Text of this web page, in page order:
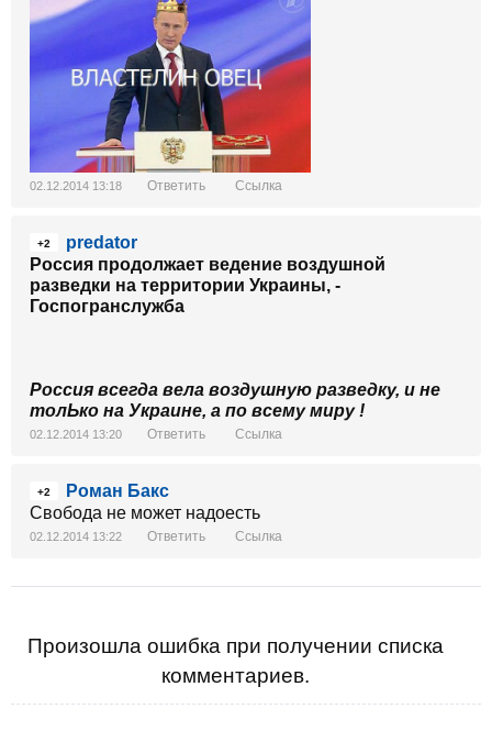
02.12.2014 13:18 Ответить Ссылка
+2
predator
Россия продолжает ведение воздушной
разведки на территории Украины, -
Госпогранслужба
Россия всегда вела воздушную разведку, и не
толЬко на Украине, а по всему миру !
02.12.2014 13:20 Ответить Ссылка
+2
Роман Бакс
Свобода не может надоесть
02.12.2014 13:22 Ответить Ссылка
Произошла ошибка при получении списка
комментариев.